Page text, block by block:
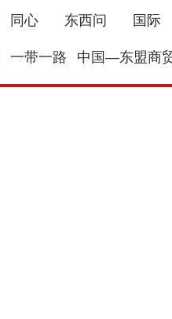
同心 东西问 国际
一带一路 中国—东盟商